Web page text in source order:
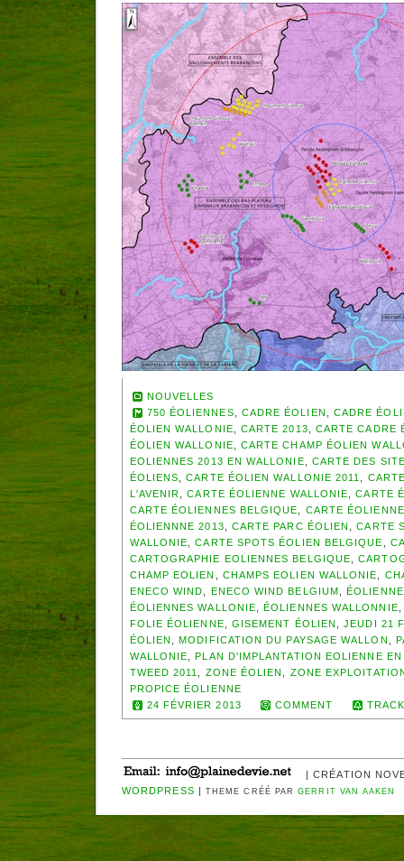
NOUVELLES
750 ÉOLIENNES
CADRE ÉOLIEN
CADRE
ÉOLIEN WALLONIE
CARTE 2013
CARTE CADRE
ÉOLIEN WALLONIE
CARTE CHAMP ÉOLIEN
EOLIENNES 2013 EN WALLONIE
CARTE DES
ÉOLIENS ,CARTE ÉOLIEN WALLONIE 2011
L'AVENIR ,CARTE ÉOLIENNE WALLONIE ,CARTE
CARTE ÉOLIENNES BELGIQUE
CARTE
ÉOLIENNNE 2013
CARTE PARC ÉOLIEN ,CARTE
WALLONIE ,CARTE SPOTS ÉOLIEN BELGIQUE
CARTOGRAPHIE EOLIENNES BELGIQUE ,
CHAMP EOLIEN
CHAMPS EOLIEN WALLONIE
ENECO WIND
ENECO WIND BELGIUM ,
ÉOLIENNES WALLONIE ,ÉOLIENNES WALLONNIE
FOLIE ÉOLIENNE
GISEMENT ÉOLIEN ,JEUDI 21
ÉOLIEN
,MODIFICATION DU PAYSAGE WALLON
WALLONIE ,PLAN D'IMPLANTATION EOLIENNE
TWEED 2011
ZONE ÉOLIEN
ZONE
PROPICE ÉOLIENNE
24 FÉVRIER 2013
COMMENT
| CRÉATION
WORDPRESS | THEME CRÉÉ PARGERRIT VAN AAKEN